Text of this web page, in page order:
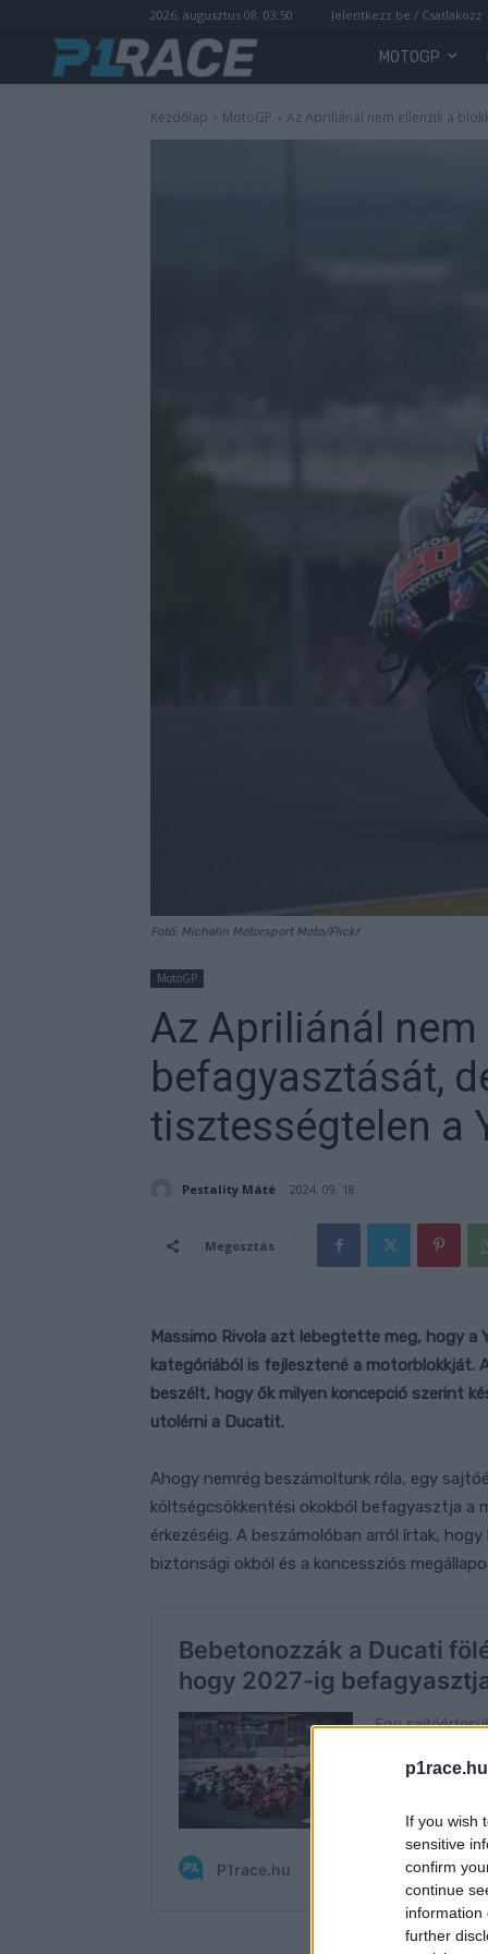
If you wish
sensitive
confirm
continue
information
further
2026. augusztus 08. 03:50 Jelentkezz be / Csatlakozz
MOTOGP
Kezdőlap MotoGP Az Apriliánál nem ellenzik a
Fotó: Michelin Motorsport Moto/Flickr
MotoGP
Az Apriliánál
befagyasztását,
tisztességtelen a
Pestality Máté 2024. 09. 18.
Megosztás
Massimo Rivola azt lebegtette meg, hogy a
kategóriából is fejlesztené a motorblokkját.
beszélt, hogy ők milyen koncepció szerint
utolérni a Ducatit.
Ahogy nemrég beszámoltunk róla, egy
költségcsökkentési okokból befagyasztja a
érkezéséig. A beszámolóban arról írtak,
biztonsági okból és a koncessziós